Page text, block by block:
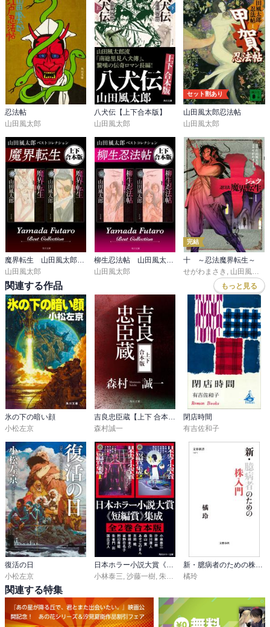
る。
更に「虚実冥合」という終章は、先立ってしまった滝沢馬琴の息子
の妻であった路の物語、また路が視力を失った滝沢馬琴の活動を手
伝おうとする経過、滝沢馬琴の路を観る目線とその変化というよう
な物語で、この章だけでも読み応えが在ると思う。
「日本の長篇ファンタジーの元祖」であるかのような「八犬伝」そ
のものを現代の小説としてアレンジして創るということに留まらな
い、「あの物語を創った作家の熱い想いとその人生を描き、螺旋状
の構成にしてみたことで、本作は非常に余韻が深い作品になったと
思う。
大変に愉しんだ映画が契機で、なかなかに素敵な小説に出会って、
凄く善かったと思っている。
忍法帖
山田風太郎
八犬伝【上下合本版】
山田風太郎
セット割あり
山田風太郎忍法帖
山田風太郎
山田風太郎
山田風太郎
完結
十 ～忍法魔界転生～
せがわまさき
山田風太郎
関連する作品 もっと見る
氷の下の暗い顔
小松左京
吉良忠臣蔵【上下 合本版】
森村誠一
閉店時間
有吉佐和子
復活の日
小松左京
小林泰三 沙藤一樹 朱川湊人 ,森山東
橘玲
関連する特集